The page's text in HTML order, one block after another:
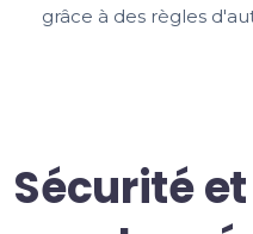
grâce à des règles
Sécurité